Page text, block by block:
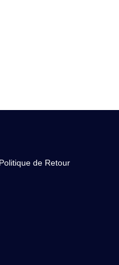
de Retour